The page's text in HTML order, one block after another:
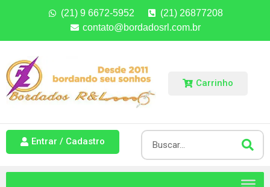
(21) 9 6672-5952
(21) 26877208
contato@bordadosrl.com.br
Carrinho
Entrar / Cadastro